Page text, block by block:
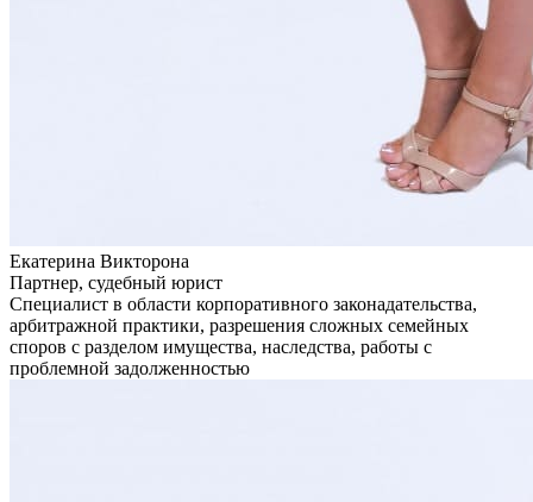
Екатерина Викторона
Партнер, судебный юрист
Специалист в области корпоративного законадательства,
арбитражной практики, разрешения сложных семейных
споров с разделом имущества, наследства, работы с
проблемной задолженностью